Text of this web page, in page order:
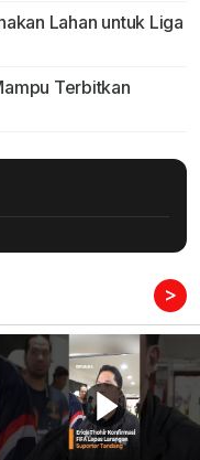
Lahan untuk Liga
Terbitkan
>